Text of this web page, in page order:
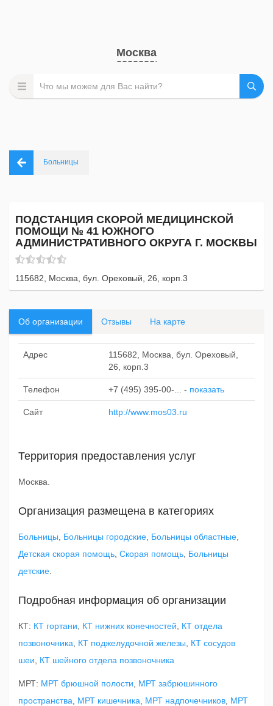
Москва
Больницы
ПОДСТАНЦИЯ СКОРОЙ МЕДИЦИНСКОЙ
ПОМОЩИ № 41 ЮЖНОГО
АДМИНИСТРАТИВНОГО ОКРУГА Г. МОСКВЫ
115682, Москва, бул. Ореховый, 26, корп.3
Об организации Отзывы На карте
Адрес
115682, Москва, бул. Ореховый,
26, корп.3
Телефон +7 (495) 395-00-... - показать
Сайт http://www.mos03.ru
Территория предоставления услуг
Москва.
Организация размещена в категориях
Больницы Больницы городские Больницы областные
Детская скорая помощь Скорая помощь Больницы
детские
Подробная информация об организации
КТ: КТ гортани КТ нижних конечностей
КТ отдела
позвоночника
КТ поджелудочной железы
КТ сосудов
шеи
КТ шейного отдела позвоночника
МРТ: МРТ брюшной полости
МРТ забрюшинного
пространства
МРТ кишечника МРТ надпочечников МРТ